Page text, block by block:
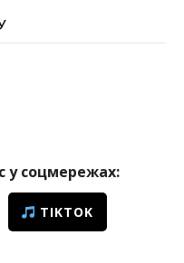
у соцмережах:
TIKTOK